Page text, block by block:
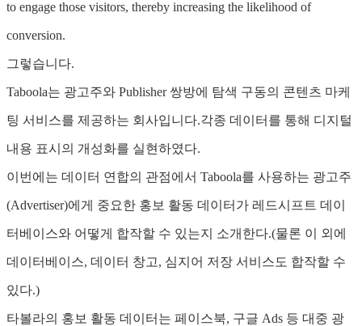
to engage those visitors, thereby increasing the likelihood of
conversion.
그렇습니다.
Taboola는 광고주와 Publisher 쌍방에 탐색 구동의 콘텐츠 마케
팅 서비스를 제공하는 회사입니다.각종 데이터를 통해 디지털
내용 표시의 개성화를 실현하였다.
이번에는 데이터 연합의 관점에서 Taboola를 사용하는 광고주
(Advertiser)에게 중요한 홍보 활동 데이터가 레드시프트 데이
터베이스와 어떻게 합작할 수 있는지 소개한다.(물론 이 외에
데이터베이스, 데이터 창고, 심지어 저장 서비스도 합작할 수
있다.)
타볼라의 홍보 활동 데이터는 페이스북, 구글 Ads 등 대중 광